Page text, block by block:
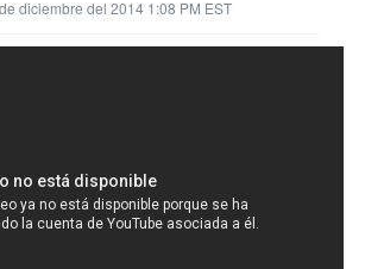
diciembre del 2014 1:08 PM EST